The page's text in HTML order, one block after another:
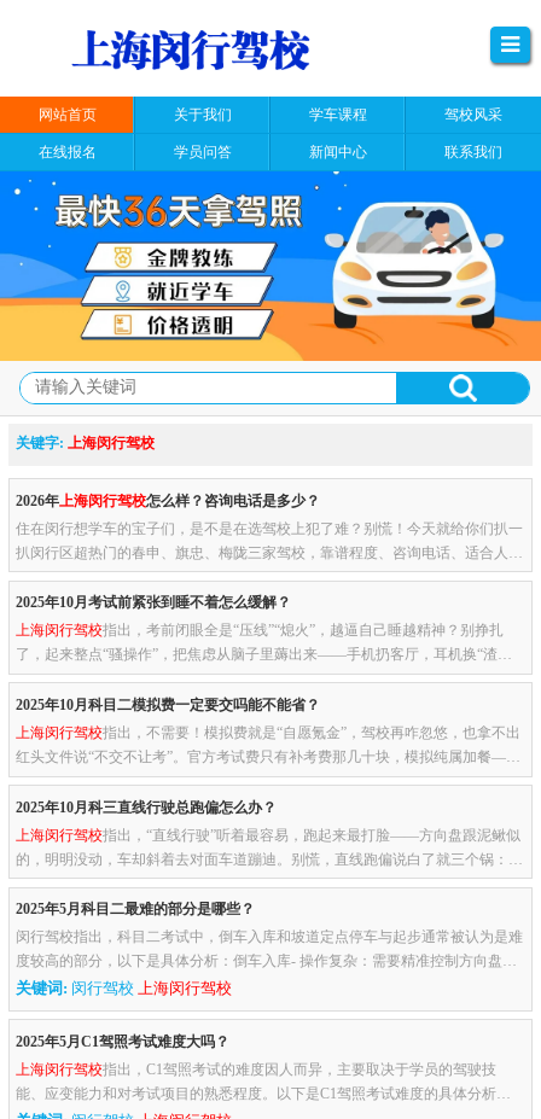
网站首页 关于我们 学车课程 驾校风采
在线报名 学员问答 新闻中心 联系我们
关键字: 上海闵行驾校
2026年上海闵行驾校怎么样？咨询电话是多少？
住在闵行想学车的宝子们，是不是在选驾校上犯了难？别慌！今天就给你们扒一
扒闵行区超热门的春申、旗忠、梅陇三家驾校，靠谱程度、咨询电话、适合人群
全说透，帮你选到最合心意的那家，少走弯路少踩坑。春申驾校：教...
2025年10月考试前紧张到睡不着怎么缓解？
上海闵行驾校指出，考前闭眼全是“压线”“熄火”，越逼自己睡越精神？别挣扎
了，起来整点“骚操作”，把焦虑从脑子里薅出来——手机扔客厅，耳机换“渣男”
刷题APP、锦鲤转发统统停！越刷越上头。换首渣男情歌，跟...
2025年10月科目二模拟费一定要交吗能不能省？
上海闵行驾校指出，不需要！模拟费就是“自愿氪金”，驾校再咋忽悠，也拿不出
红头文件说“不交不让考”。官方考试费只有补考费那几十块，模拟纯属加餐——
你觉得自己技术够刚，直接跳过就行，法律层面一点毛病没有。...
2025年10月科三直线行驶总跑偏怎么办？
上海闵行驾校指出，“直线行驶”听着最容易，跑起来最打脸——方向盘跟泥鳅似
的，明明没动，车却斜着去对面车道蹦迪。别慌，直线跑偏说白了就三个锅：手
抖、眼瞎、参照物没找对。按下面这套“流氓流程”练，三天就能...
2025年5月科目二最难的部分是哪些？
闵行驾校指出，科目二考试中，倒车入库和坡道定点停车与起步通常被认为是难
度较高的部分，以下是具体分析：倒车入库- 操作复杂：需要精准控制方向盘和
离合器，同时观察后视镜，调整车辆位置。- 空间感知要求高：学员...
关键词: 闵行驾校上海闵行驾校
2025年5月C1驾照考试难度大吗？
上海闵行驾校指出，C1驾照考试的难度因人而异，主要取决于学员的驾驶技
能、应变能力和对考试项目的熟悉程度。以下是C1驾照考试难度的具体分析：1.